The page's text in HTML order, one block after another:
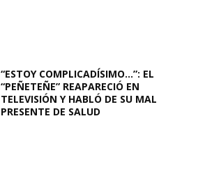
“ESTOY COMPLICADÍSIMO…”: EL
“PEÑETEÑE” REAPARECIÓ EN
TELEVISIÓN Y HABLÓ DE SU MAL
PRESENTE DE SALUD